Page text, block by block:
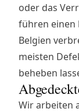
oder das
führen einen
Belgien
meisten
beheben
Wir arbeiten